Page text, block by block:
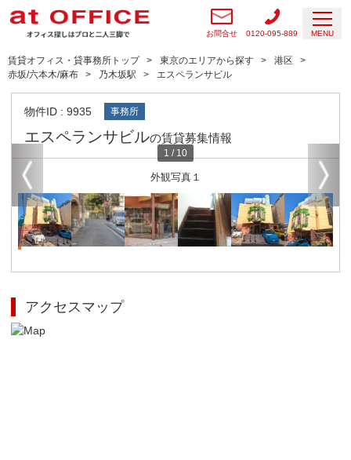
お問合せ 0120-095-889 MENU
賃貸オフィス・貸事務所トップ 東京のエリアから探す
港区
赤坂/六本木/麻布
乃木坂駅 エスペランサビル
物件ID : 9935 事務所
エスペランサビルの賃貸募集情報
外観写真１
1 / 10
アクセスマップ